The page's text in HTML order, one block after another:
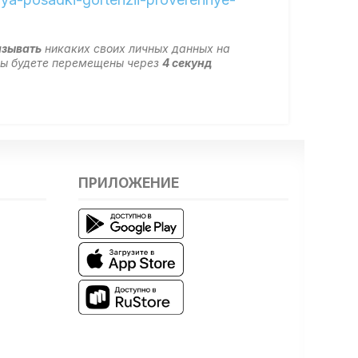
никаких своих личных данных на
будете перемещены через4секунд
ПРИЛОЖЕНИЕ